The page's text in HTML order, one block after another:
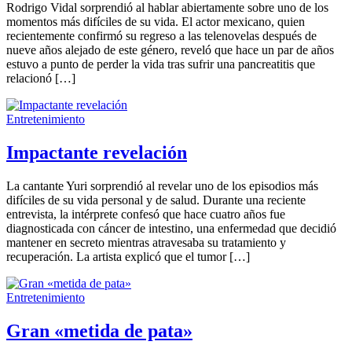
Rodrigo Vidal sorprendió al hablar abiertamente sobre uno de los
momentos más difíciles de su vida. El actor mexicano, quien
recientemente confirmó su regreso a las telenovelas después de
nueve años alejado de este género, reveló que hace un par de años
estuvo a punto de perder la vida tras sufrir una pancreatitis que
relacionó […]
Entretenimiento
Impactante revelación
La cantante Yuri sorprendió al revelar uno de los episodios más
difíciles de su vida personal y de salud. Durante una reciente
entrevista, la intérprete confesó que hace cuatro años fue
diagnosticada con cáncer de intestino, una enfermedad que decidió
mantener en secreto mientras atravesaba su tratamiento y
recuperación. La artista explicó que el tumor […]
Entretenimiento
Gran «metida de pata»